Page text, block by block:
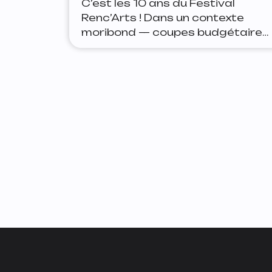
C’est les 10 ans du Festival
Renc’Arts ! Dans un contexte
moribond — coupes budgétaires,
arrêt du Pass Culture, etc — la